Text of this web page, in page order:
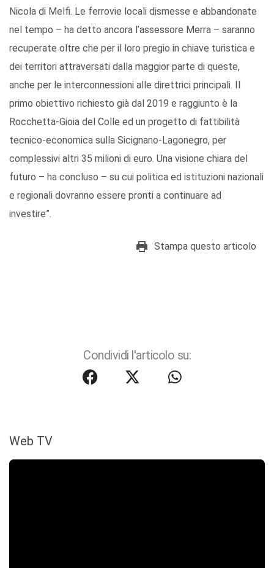
Nicola di Melfi. Le ferrovie locali dismesse e abbandonate
nel tempo – ha detto ancora l’assessore Merra – saranno
recuperate oltre che per il loro pregio in chiave turistica e
dei territori attraversati dalla maggior parte di queste,
anche per le interconnessioni alle direttrici principali. Il
primo obiettivo richiesto già dal 2019 e raggiunto è la
Rocchetta-Gioia del Colle ed un progetto di fattibilità
tecnico-economica sulla Sicignano-Lagonegro, per
complessivi altri 35 milioni di euro. Una visione chiara del
futuro – ha concluso – su cui politica ed istituzioni nazionali
e regionali dovranno essere pronti a continuare ad
investire”.
Stampa questo articolo
Condividi l'articolo su:
Web TV